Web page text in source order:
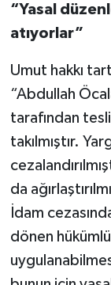
“Yasal
atıyorlar”
Umut hakkı
“Abdullah
tarafından
takılmıştır.
da
İdam
dönen